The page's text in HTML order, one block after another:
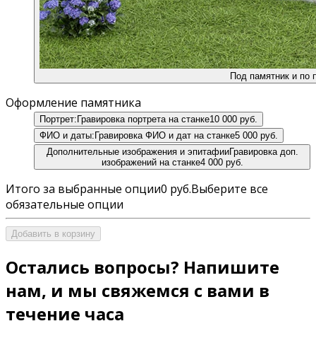
Под памятник и по
Оформление памятника
Портрет: Гравировка портрета на станке10 000 руб.
ФИО и даты: Гравировка ФИО и дат на станке5 000 руб.
Дополнительные изображения и эпитафииГравировка доп.
изображений на станке4 000 руб.
Итого за выбранные опции0 руб.Выберите все
обязательные опции
Добавить в корзину
Остались вопросы? Напишите
нам, и мы свяжемся с вами в
течение часа